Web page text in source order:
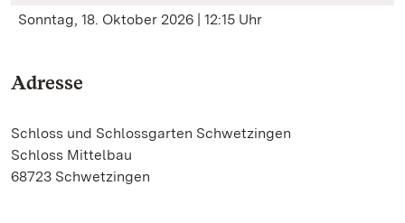
Sonntag, 18. Oktober 2026 | 12:15 Uhr
Adresse
Schloss und Schlossgarten Schwetzingen
Schloss Mittelbau
68723 Schwetzingen